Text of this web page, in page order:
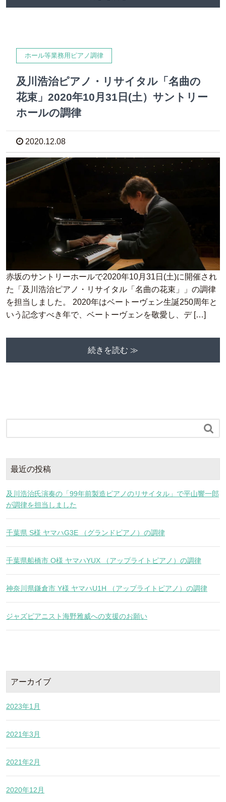
ホール等業務用ピアノ調律
及川浩治ピアノ・リサイタル「名曲の
花束」2020年10月31日(土）サントリー
ホールの調律
2020.12.08
赤坂のサントリーホールで2020年10月31日(土)に開催され
た「及川浩治ピアノ・リサイタル「名曲の花束」」の調律
を担当しました。 2020年はベートーヴェン生誕250周年と
いう記念すべき年で、ベートーヴェンを敬愛し、デ […]
続きを読む ≫

最近の投稿
及川浩治氏演奏の「99年前製造ピアノのリサイタル」で平山響一郎
が調律を担当しました
千葉県 S様 ヤマハG3E （グランドピアノ）の調律
千葉県船橋市 O様 ヤマハYUX （アップライトピアノ）の調律
神奈川県鎌倉市 Y様 ヤマハU1H （アップライトピアノ）の調律
ジャズピアニスト海野雅威への支援のお願い
アーカイブ
2023年1月
2021年3月
2021年2月
2020年12月